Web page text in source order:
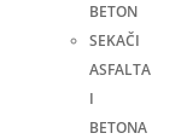
BETON
SEKAČI
ASFALTA
I
BETONA